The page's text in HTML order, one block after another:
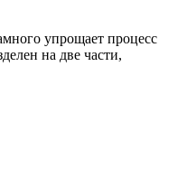
упрощает процесс
на две части,